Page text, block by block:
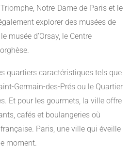
Notre-Dame de Paris et le
explorer des musées de
musée d’Orsay, le Centre
quartiers caractéristiques tels que
Germain-des-Prés ou le Quartier
Et pour les gourmets, la ville offre
cafés et boulangeries où
Paris, une ville qui éveille
moment.